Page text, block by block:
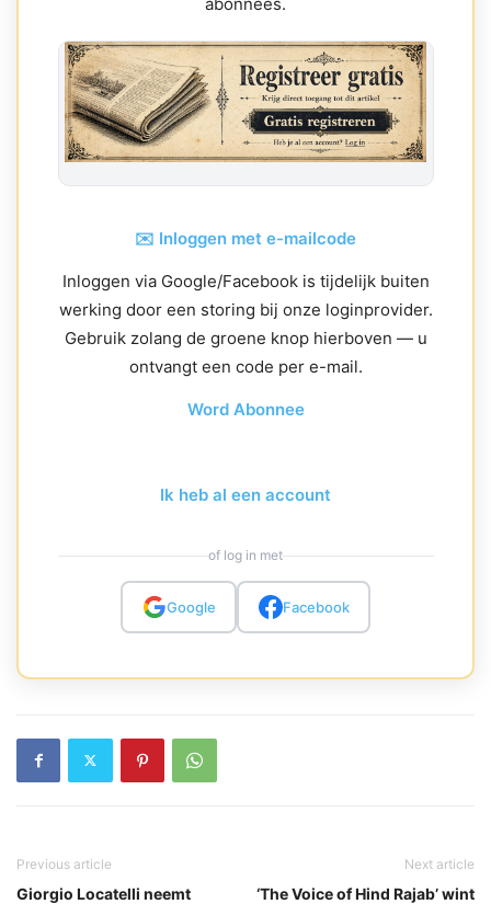
✉️ Inloggen met e-mailcode
Inloggen via Google/Facebook is tijdelijk buiten
werking door een storing bij onze loginprovider.
Gebruik zolang de groene knop hierboven — u
ontvangt een code per e-mail.
Word Abonnee
Ik heb al een account
of log in met
Google Facebook
Previous article
Giorgio Locatelli neemt
Next article
‘The Voice of Hind Rajab’ wint